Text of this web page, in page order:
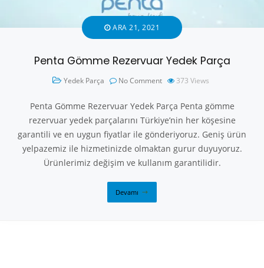
ARA 21, 2021
Penta Gömme Rezervuar Yedek Parça
Yedek Parça No Comment 373 Views
Penta Gömme Rezervuar Yedek Parça Penta gömme
rezervuar yedek parçalarını Türkiye’nin her köşesine
garantili ve en uygun fiyatlar ile gönderiyoruz. Geniş ürün
yelpazemiz ile hizmetinizde olmaktan gurur duyuyoruz.
Ürünlerimiz değişim ve kullanım garantilidir.
Devamı